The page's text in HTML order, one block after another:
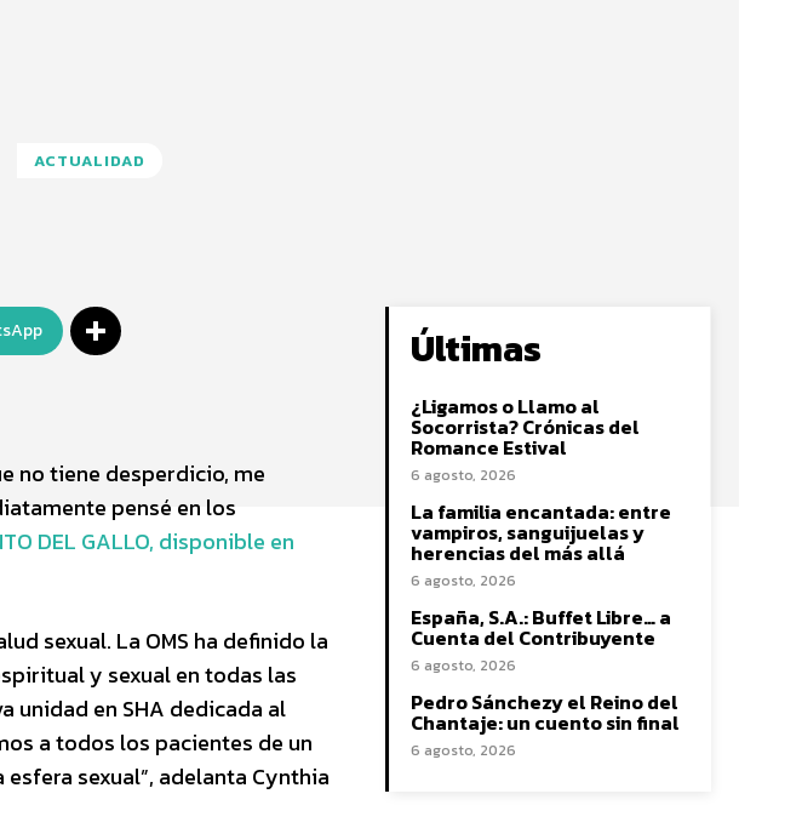
ACTUALIDAD
no tiene desperdicio, me
pensé en los
DEL GALLO, disponible en
sexual. La OMS ha definido la
y sexual en todas las
unidad en SHA dedicada al
a todos los pacientes de un
sexual”, adelanta Cynthia
Últimas
¿Ligamos o Llamo al
Socorrista? Crónicas del
Romance Estival
6 agosto, 2026
La familia encantada: entre
vampiros, sanguijuelas y
herencias del más allá
6 agosto, 2026
España, S.A.: Buffet Libre… a
Cuenta del Contribuyente
6 agosto, 2026
Pedro Sánchezy el Reino del
Chantaje: un cuento sin final
6 agosto, 2026